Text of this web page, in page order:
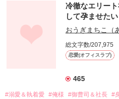
幼なじみの哲平に淡い恋心を抱
しかし、ある出来事をきっかけ
関係修復もできないまま、美桜
引っ越すことになり、哲平とも離
それから約十二年後。
過去の傷から、二度と会いたく
冷徹なエリー
して孕ませたい
おうぎまちこ（
総文字数/207,975
恋愛(オフィスラブ)
465
#溺愛＆執着愛 #俺様 #御曹司＆社長 #